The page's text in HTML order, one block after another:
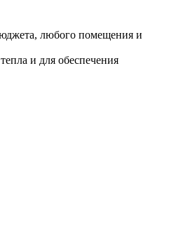
любого помещения и
и для обеспечения